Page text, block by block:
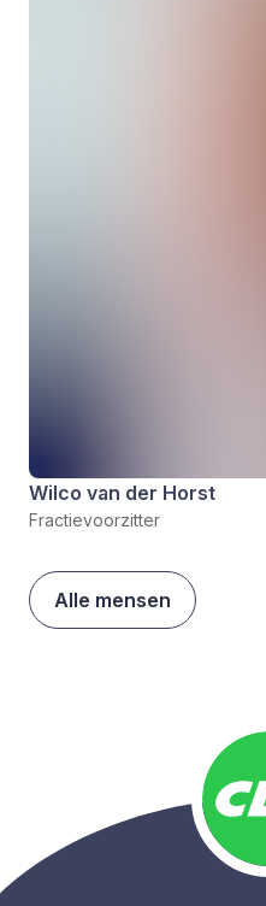
Wilco van der Horst
Fractievoorzitter
Alle mensen